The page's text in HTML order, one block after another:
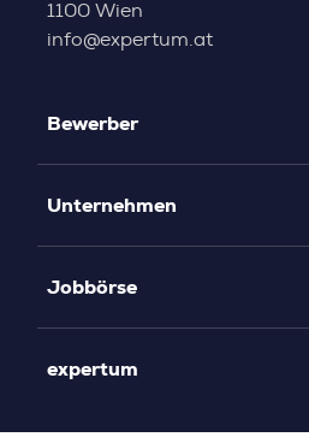
1100 Wien
info@expertum.at
Bewerber
Unternehmen
Jobbörse
expertum